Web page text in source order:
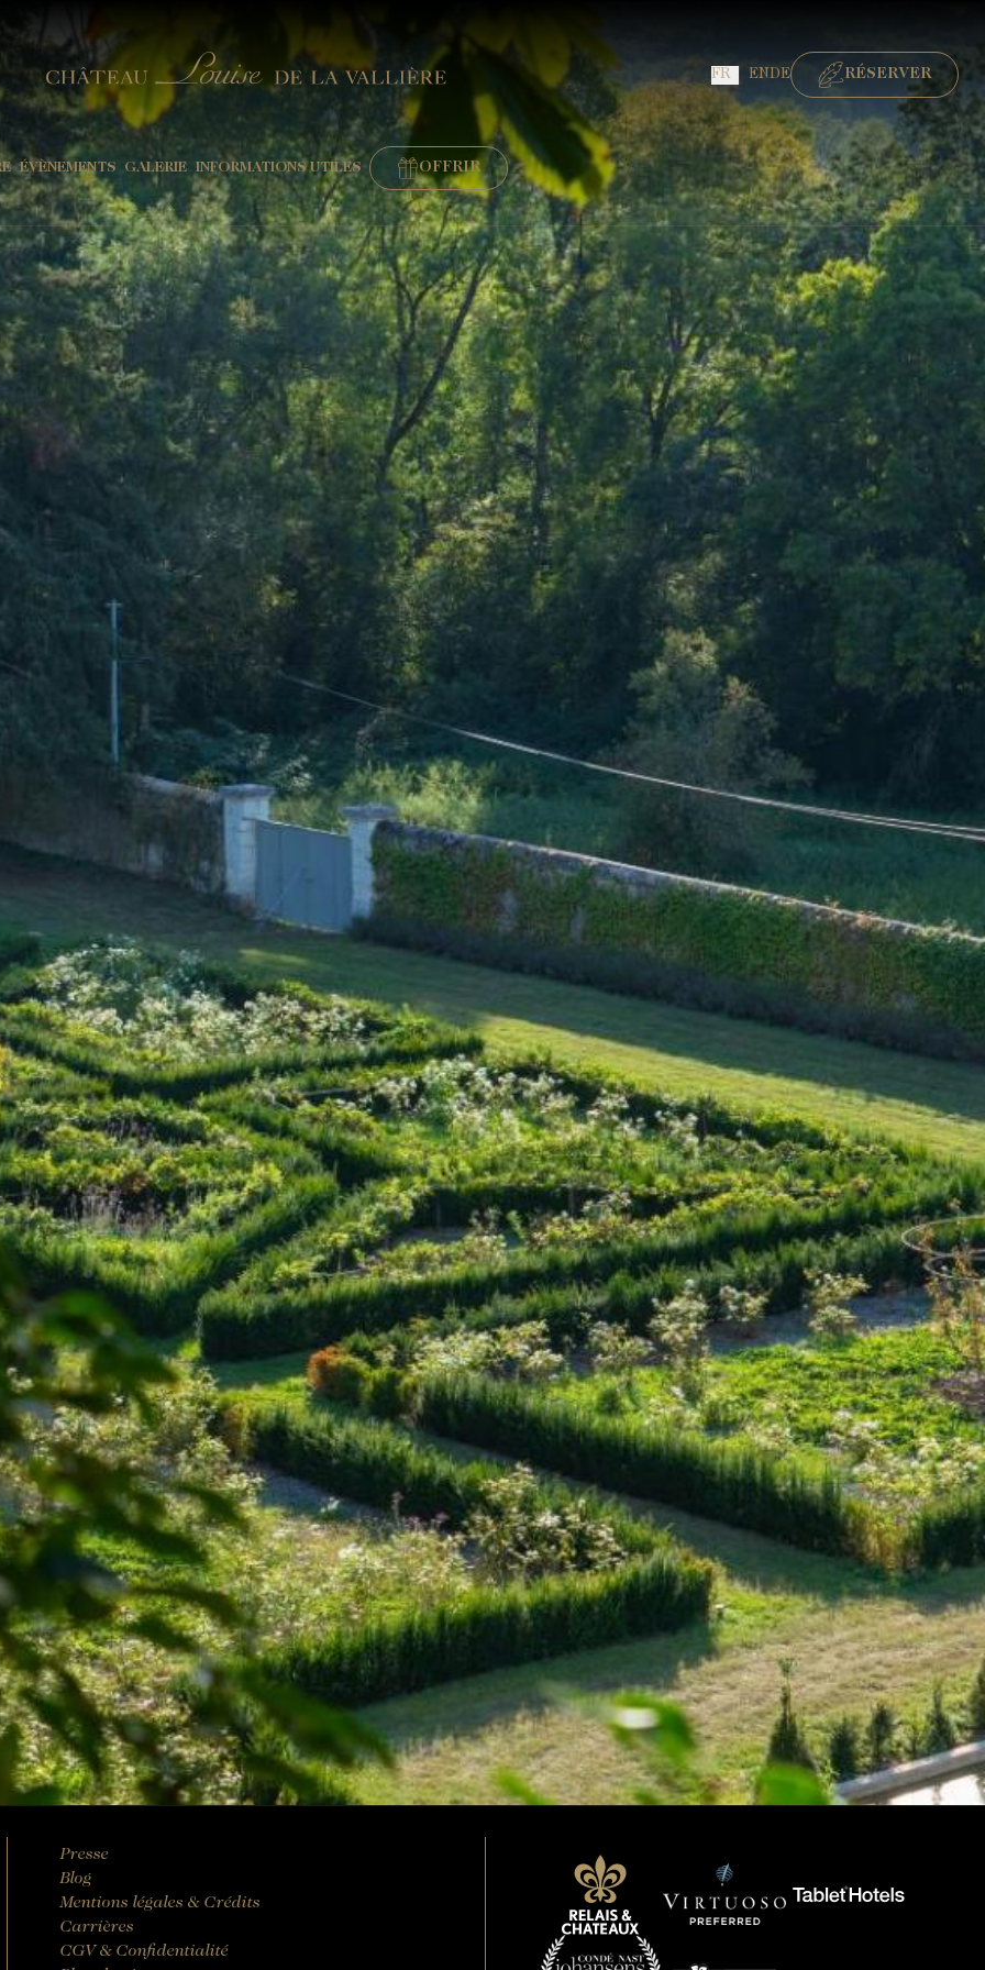
FR EN DE RÉSERVER
RÉSERVER UNE CHAMBRE
RÉSERVER UNE TABLE GASTRONOMIQUE
RÉSERVER UNE TABLE BISTRONOMIQUE
ÉVÈNEMENTS GALERIE INFORMATIONS UTILES OFFRIR
RÉSERVER
Réserver une chambre
Réserver une chambre
Réserver une table gastronomique
Réserver une table bistronomique
VOIR LES DISPONIBILITÉS
Pour les dates "sur demande",
merci de contacter l’hôtel directement:
Tel: +33 2 42 06 02 00
Fax: +33 1 40 29 07 00
butler@chateaulouise.com
Presse
Blog
Mentions légales & Crédits
Carrières
CGV & Confidentialité